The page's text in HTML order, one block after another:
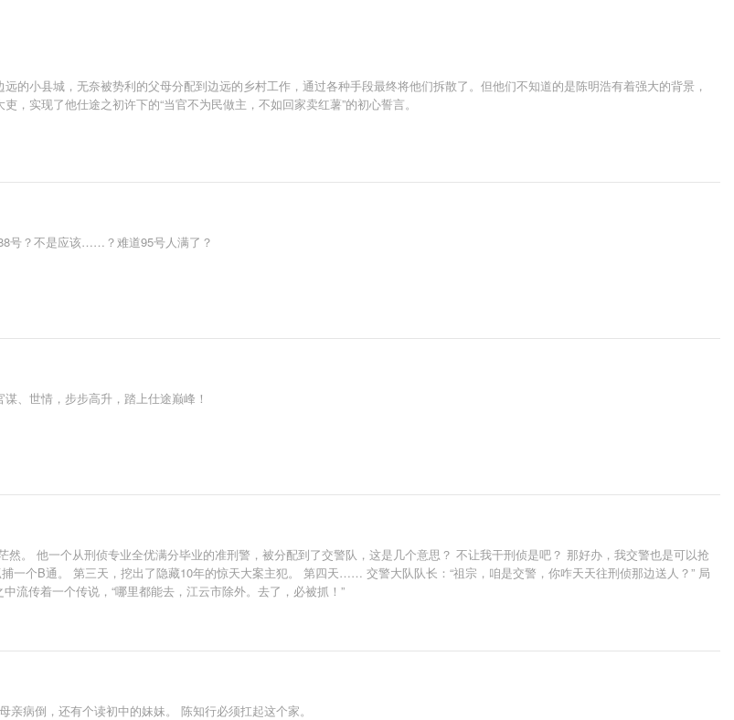
的小县城，无奈被势利的父母分配到边远的乡村工作，通过各种手段最终将他们拆散了。但他们不知道的是陈明浩有着强大的背景，
实现了他仕途之初许下的“当官不为民做主，不如回家卖红薯”的初心誓言。
号？不是应该……？难道95号人满了？
、世情，步步高升，踏上仕途巅峰！
。 他一个从刑侦专业全优满分毕业的准刑警，被分配到了交警队，这是几个意思？ 不让我干刑侦是吧？ 那好办，我交警也是可以抢
一个B通。 第三天，挖出了隐藏10年的惊天大案主犯。 第四天…… 交警大队队长：“祖宗，咱是交警，你咋天天往刑侦那边送人？” 局
流传着一个传说，“哪里都能去，江云市除外。去了，必被抓！”
病倒，还有个读初中的妹妹。 陈知行必须扛起这个家。